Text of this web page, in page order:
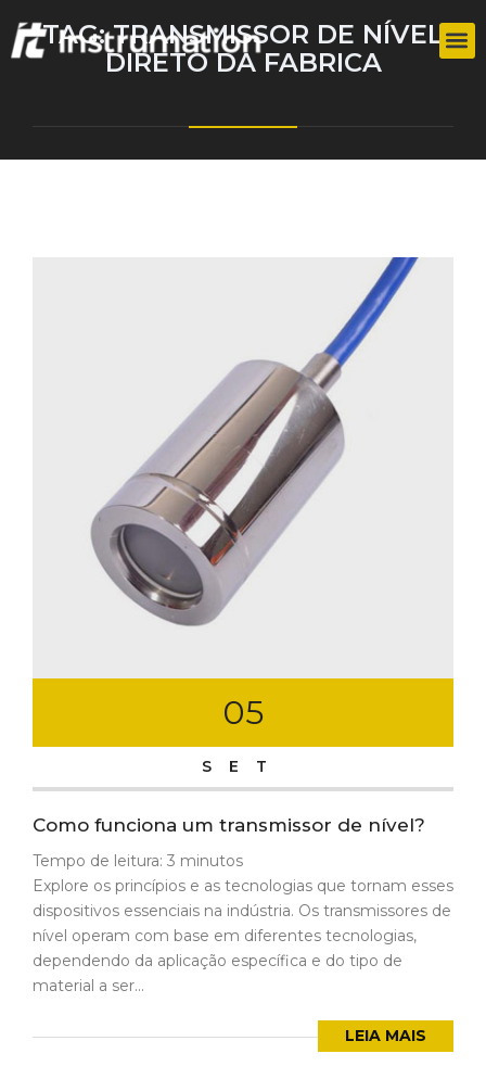
TAG:TRANSMISSOR DE NÍVEL
DIRETO DA FABRICA
05
SET
Como funciona um transmissor de nível?
Tempo de leitura: 3 minutos
Explore os princípios e as tecnologias que tornam esses
dispositivos essenciais na indústria. Os transmissores de
nível operam com base em diferentes tecnologias,
dependendo da aplicação específica e do tipo de
material a ser...
LEIA MAIS